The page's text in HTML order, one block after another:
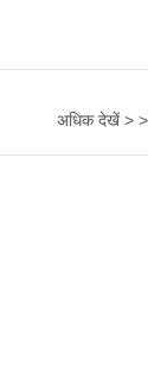
अधिक देखें > >